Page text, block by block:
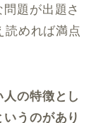
題が出題さ
読めれば満点
の特徴とし
うのがあり